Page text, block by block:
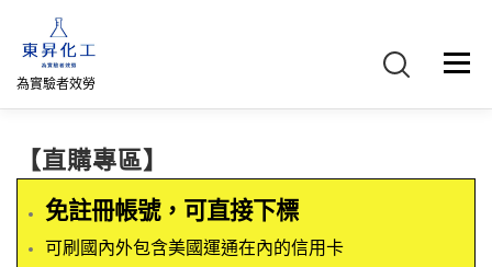
為實驗者效勞
選單
首頁 關於我們
【直購專區】
免註冊帳號，可直接下標
可刷國內外包含美國運通在內的信用卡